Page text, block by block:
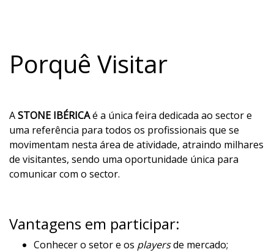
Porquê Visitar
ASTONE IBÉRICAé a única feira dedicada ao sector e
uma referência para todos os profissionais que se
movimentam nesta área de atividade, atraindo milhares
de visitantes, sendo uma oportunidade única para
comunicar com o sector.
Vantagens em participar:
Conhecer o setor e os playersde mercado;